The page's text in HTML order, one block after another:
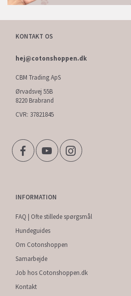
KONTAKT OS
hej@cotonshoppen.dk
CBM Trading ApS
Ørvadsvej 55B
8220 Brabrand
CVR: 37821845
INFORMATION
FAQ | Ofte stillede spørgsmål
Hundeguides
Om Cotonshoppen
Samarbejde
Job hos Cotonshoppen.dk
Kontakt